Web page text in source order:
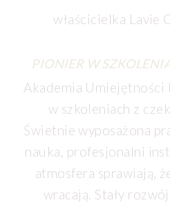
właścicielka Lavie
PIONIER W
Akademia
w szkoleniach z
Świetnie wyposażona
nauka, profesjonalni
atmosfera sprawiają,
wracają. Stały